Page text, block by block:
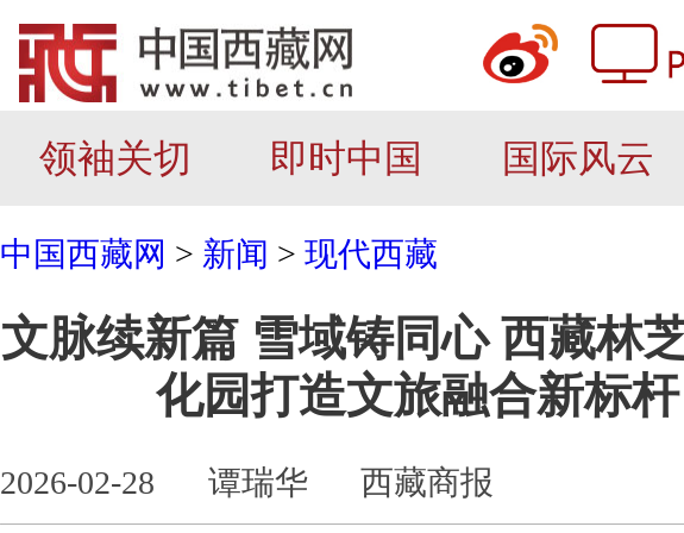
领袖关切 即时中国 国际风云
中国西藏网 > 新闻 > 现代西藏
文脉续新篇 雪域铸同心 西藏林
化园打造文旅融合新标杆
2026-02-28 谭瑞华 西藏商报